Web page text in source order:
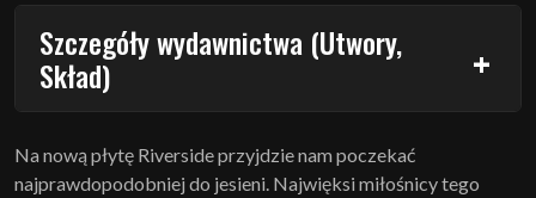
Szczegóły wydawnictwa (Utwory,
Skład)
Na nową płytę Riverside przyjdzie nam poczekać
najprawdopodobniej do jesieni. Najwięksi miłośnicy tego